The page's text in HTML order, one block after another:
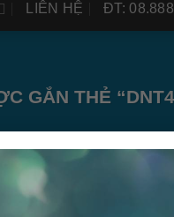
LIÊN HỆ ĐT:
GẮN THẺ